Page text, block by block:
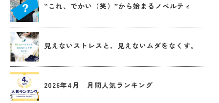
“これ、でかい（笑）”から始まるノベルティ
見えないストレスと、見えないムダをなくす。
2026年4月 月間人気ランキング